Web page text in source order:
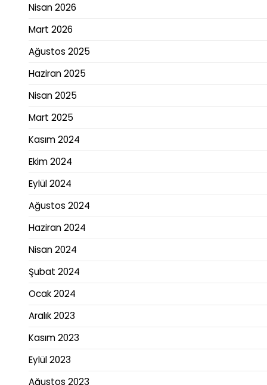
Nisan 2026
Mart 2026
Ağustos 2025
Haziran 2025
Nisan 2025
Mart 2025
Kasım 2024
Ekim 2024
Eylül 2024
Ağustos 2024
Haziran 2024
Nisan 2024
Şubat 2024
Ocak 2024
Aralık 2023
Kasım 2023
Eylül 2023
Ağustos 2023